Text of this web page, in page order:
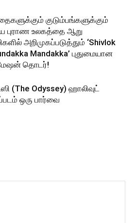
குடும்பங்களுக்கும்
புராண உலகத்தை ஆறு
அறிமுகப்படுத்தும் ‘Shivlok
Mandakka’ புதுமையான
தொடர்!
(The Odyssey) ஹாலிவுட்
ஒரு பார்வை